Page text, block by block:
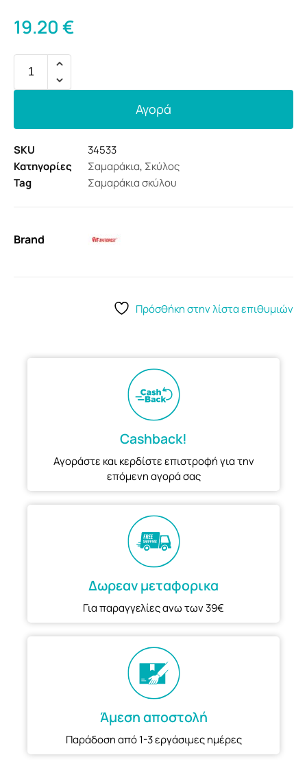
19.20€
Αγορά
SKU
34533
Κατηγορίες
Σαμαράκια, Σκύλος
Tag
Σαμαράκια σκύλου
Brand
Πρόσθήκη στην λίστα επιθυμιών
Cashback!
Αγοράστε και κερδίστε επιστροφή για την
επόμενη αγορά σας
Δωρεαν μεταφορικα
Για παραγγελίες ανω των 39€
Άμεση αποστολή
Παράδοση από 1-3 εργάσιμες ημέρες